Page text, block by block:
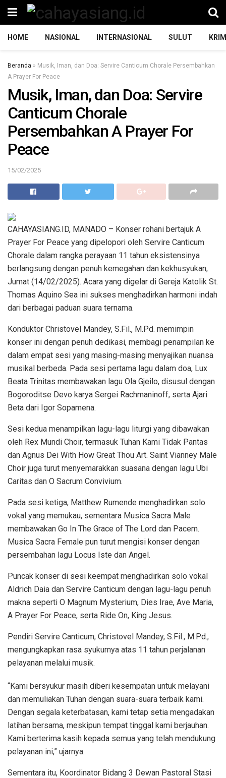
HOME NASIONAL INTERNASIONAL SULUT
Beranda » Musik, Iman, dan Doa: Servire Canticum Chorale Persembahkan
A Prayer For Peace
Musik, Iman, dan Doa: Servire
Canticum Chorale
Persembahkan A Prayer For
Peace
15/02/2025
CAHAYASIANG.ID, MANADO – Konser rohani bertajuk A
Prayer For Peace yang dipelopori oleh Servire Canticum
Chorale dalam rangka perayaan 11 tahun eksistensinya
berlangsung dengan penuh kemegahan dan kekhusyukan,
Jumat (14/02/2025). Acara yang digelar di Gereja Katolik St.
Thomas Aquino Sea ini sukses menghadirkan harmoni indah
dari berbagai paduan suara ternama.
Konduktor Christovel Mandey, S.Fil., M.Pd. memimpin
konser ini dengan penuh dedikasi, membagi penampilan ke
dalam empat sesi yang masing-masing menyajikan nuansa
musikal berbeda. Pada sesi pertama lagu dalam doa, Lux
Beata Trinitas membawakan lagu Ola Gjeilo, disusul dengan
Bogoroditse Devo karya Sergei Rachmaninoff, serta Ajari
Beta dari Igor Sopamena.
Sesi kedua menampilkan lagu-lagu liturgi yang dibawakan
oleh Rex Mundi Choir, termasuk Tuhan Kami Tidak Pantas
dan Agnus Dei With How Great Thou Art. Saint Vianney Male
Choir juga turut menyemarakkan suasana dengan lagu Ubi
Caritas dan O Sacrum Convivium.
Pada sesi ketiga, Matthew Rumende menghadirkan solo
vokal yang memukau, sementara Musica Sacra Male
membawakan Go In The Grace of The Lord dan Pacem.
Musica Sacra Female pun turut mengisi konser dengan
persembahan lagu Locus Iste dan Angel.
Puncak konser di sesi keempat menghadirkan solo vokal
Aldrich Daia dan Servire Canticum dengan lagu-lagu penuh
makna seperti O Magnum Mysterium, Dies Irae, Ave Maria,
A Prayer For Peace, serta Ride On, King Jesus.
Pendiri Servire Canticum, Christovel Mandey, S.Fil., M.Pd.,
mengungkapkan rasa syukurnya atas 11 tahun perjalanan
pelayanan melalui musik.
“Kami bersyukur masih diberi kesempatan untuk melayani
dan memuliakan Tuhan dengan suara-suara terbaik kami.
Dengan segala keterbatasan, kami tetap setia mengadakan
latihan bersama, meskipun tempat tinggal kami berjauhan.
Kami berterima kasih kepada semua yang telah mendukung
pelayanan ini,” ujarnya.
Sementara itu, Koordinator Bidang 3 Dewan Pastoral Stasi